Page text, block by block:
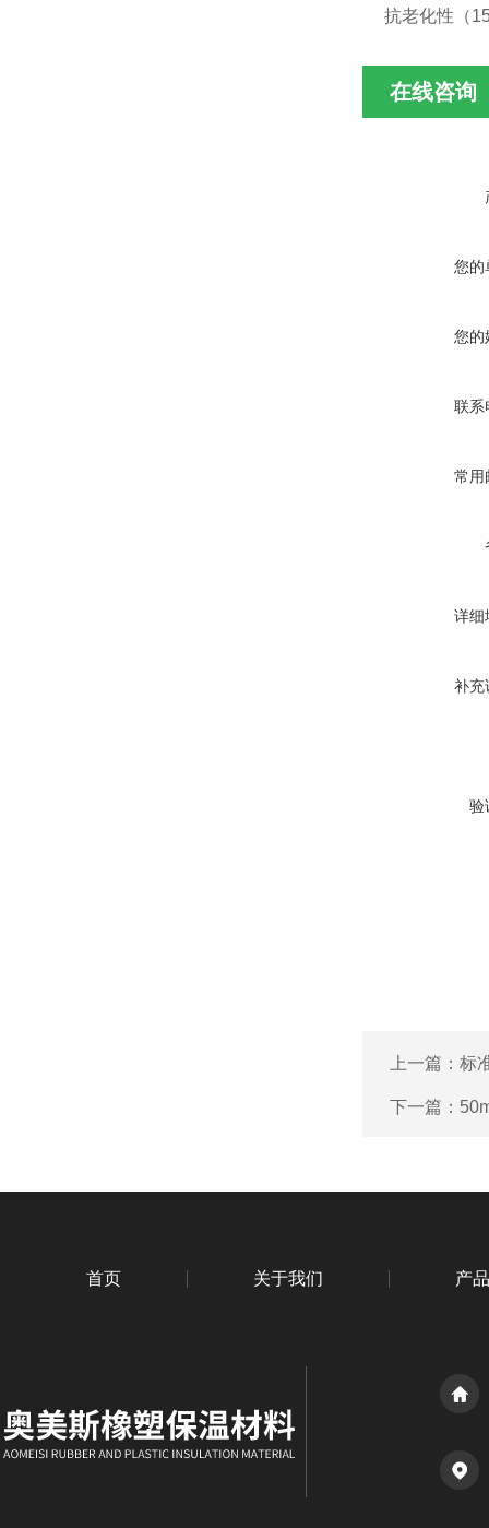
抗老化性（
在线咨询
您的
您的
联系
常用
详细
补充
验
上一篇： 标
下一篇：
首页 关于我们 产